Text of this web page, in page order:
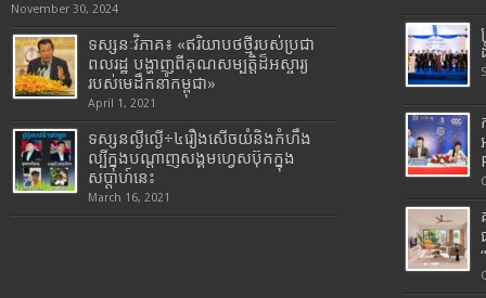
November 30, 2024
ទស្សនៈវិភាគ៖ «ឥរិយាបថថ្មីរបស់ប្រជា
ពលរដ្ឋ បង្ហាញពីគុណសម្បត្តិដ៏អស្ចារ្យ
របស់មេដឹកនាំកម្ពុជា»
April 1, 2021
ទស្សនល្ងីល្ងើ÷៤រឿងសើចយំនិងកំហឹង
ល្បីក្នុងបណ្តាញសង្គមហ្វេសប៊ុកក្នុង
សប្តាហ៍នេះ
March 16, 2021